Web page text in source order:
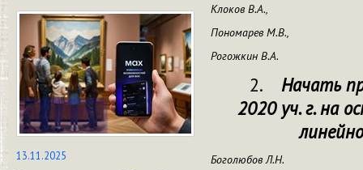
13.11.2025
Клоков В.А.,
Пономарев М.В.,
Рогожкин В.А.
2. Начать
2020 уч. г. на
Боголюбов Л.Н.